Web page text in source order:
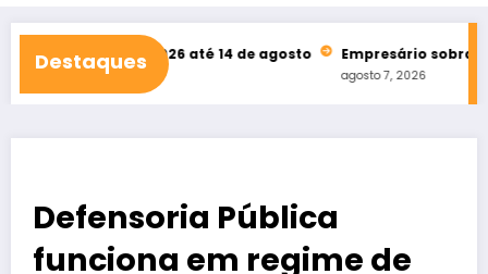
Destaques
2026 até 14 de agosto Empresário sobralense participa
Defensoria Pública
funciona em regime de